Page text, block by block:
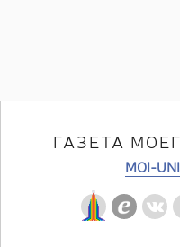
ГАЗЕТА
MOI-